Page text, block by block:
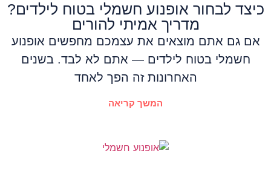
כיצד לבחור אופנוע חשמלי בטוח לילדים?
מדריך אמיתי להורים
אם גם אתם מוצאים את עצמכם מחפשים אופנוע
חשמלי בטוח לילדים — אתם לא לבד. בשנים
האחרונות זה הפך לאחד
המשך קריאה